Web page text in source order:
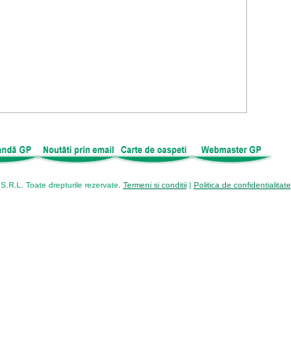
Toate drepturile rezervate. Termeni si conditii| Politica de confidentialitate